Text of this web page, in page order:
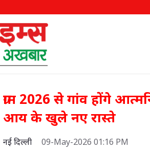
ग्राम 2026 से गांव होंगे
आय के खुले नए रास्ते
नई दिल्ली 09-May-2026 01:16 PM